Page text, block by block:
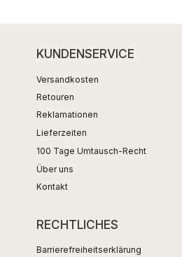
KUNDENSERVICE
Versandkosten
Retouren
Reklamationen
Lieferzeiten
100 Tage Umtausch-Recht
Über uns
Kontakt
RECHTLICHES
Barrierefreiheitserklärung